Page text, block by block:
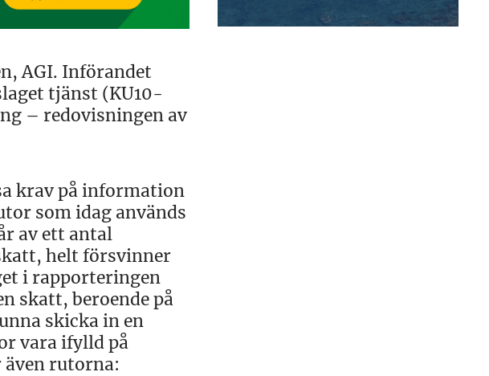
AGI. Införandet
tjänst (KU10-
– redovisningen av
krav på information
som idag används
av ett antal
helt försvinner
i rapporteringen
skatt, beroende på
skicka in en
vara ifylld på
rutorna: